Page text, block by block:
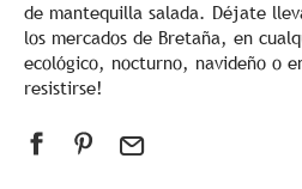
de mantequilla salada. Déjate
los mercados de Bretaña, en
ecológico, nocturno, navideño o
resistirse!